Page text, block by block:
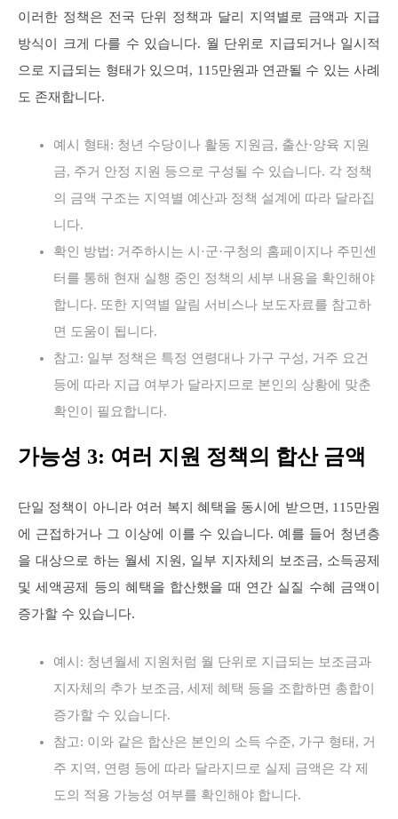
이러한 정책은 전국 단위 정책과 달리 지역별로 금액과 지급
방식이 크게 다를 수 있습니다. 월 단위로 지급되거나 일시적
으로 지급되는 형태가 있으며, 115만원과 연관될 수 있는 사례
도 존재합니다.
예시 형태: 청년 수당이나 활동 지원금, 출산·양육 지원
금, 주거 안정 지원 등으로 구성될 수 있습니다. 각 정책
의 금액 구조는 지역별 예산과 정책 설계에 따라 달라집
니다.
확인 방법: 거주하시는 시·군·구청의 홈페이지나 주민센
터를 통해 현재 실행 중인 정책의 세부 내용을 확인해야
합니다. 또한 지역별 알림 서비스나 보도자료를 참고하
면 도움이 됩니다.
참고: 일부 정책은 특정 연령대나 가구 구성, 거주 요건
등에 따라 지급 여부가 달라지므로 본인의 상황에 맞춘
확인이 필요합니다.
가능성 3: 여러 지원 정책의 합산 금액
단일 정책이 아니라 여러 복지 혜택을 동시에 받으면, 115만원
에 근접하거나 그 이상에 이를 수 있습니다. 예를 들어 청년층
을 대상으로 하는 월세 지원, 일부 지자체의 보조금, 소득공제
및 세액공제 등의 혜택을 합산했을 때 연간 실질 수혜 금액이
증가할 수 있습니다.
예시: 청년월세 지원처럼 월 단위로 지급되는 보조금과
지자체의 추가 보조금, 세제 혜택 등을 조합하면 총합이
증가할 수 있습니다.
참고: 이와 같은 합산은 본인의 소득 수준, 가구 형태, 거
주 지역, 연령 등에 따라 달라지므로 실제 금액은 각 제
도의 적용 가능성 여부를 확인해야 합니다.